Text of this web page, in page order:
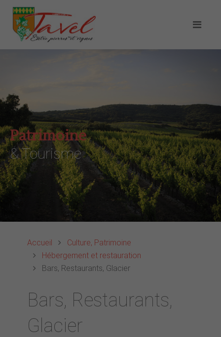
Patrimoine
& Tourisme
Accueil
Culture, Patrimoine
Hébergement et restauration
Bars, Restaurants, Glacier
Bars, Restaurants,
Glacier